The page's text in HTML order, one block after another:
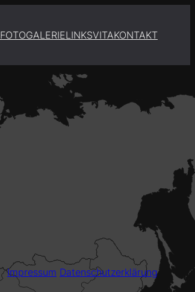
FOTOGALERIELINKSVITAKONTAKT
Impressum Datenschutzerklärung